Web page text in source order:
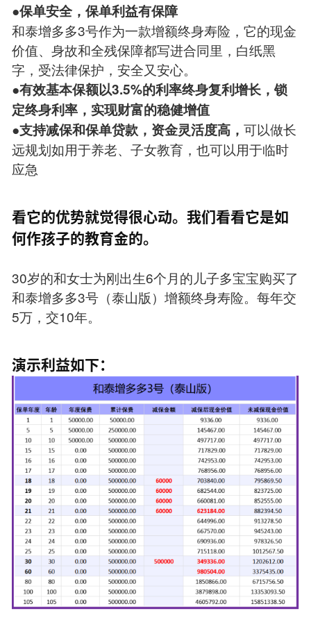
●保单安全，保单利益有保障
和泰增多多3号作为一款增额终身寿险，它的现金
价值、身故和全残保障都写进合同里，白纸黑
字，受法律保护，安全又安心。
●有效基本保额以3.5%的利率终身复利增长，锁
定终身利率，实现财富的稳健增值
●支持减保和保单贷款，资金灵活度高， 可以做长
远规划如用于养老、子女教育，也可以用于临时
应急
看它的优势就觉得很心动。我们看看它是如
何作孩子的教育金的。
30岁的和女士为刚出生6个月的儿子多宝宝购买了
和泰增多多3号（泰山版）增额终身寿险。每年交
5万，交10年。
演示利益如下：